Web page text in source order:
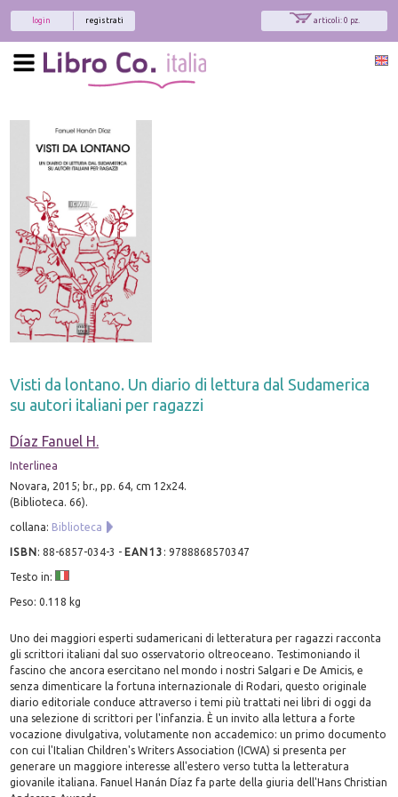
articoli: 0 pz.
registrati
login
Visti da lontano. Un diario di lettura dal Sudamerica
su autori italiani per ragazzi
Díaz Fanuel H.
Interlinea
Novara, 2015; br., pp. 64, cm 12x24.
(Biblioteca. 66).
collana: Biblioteca
ISBN:88-6857-034-3 - EAN13 :9788868570347
Testo in:
Peso: 0.118 kg
Uno dei maggiori esperti sudamericani di letteratura per ragazzi racconta
gli scrittori italiani dal suo osservatorio oltreoceano. Testimoniando il
fascino che ancora esercitano nel mondo i nostri Salgari e De Amicis, e
senza dimenticare la fortuna internazionale di Rodari, questo originale
diario editoriale conduce attraverso i temi più trattati nei libri di oggi da
una selezione di scrittori per l'infanzia. È un invito alla lettura a forte
vocazione divulgativa, volutamente non accademico: un primo documento
con cui l'Italian Children's Writers Association (ICWA) si presenta per
generare un maggiore interesse all'estero verso tutta la letteratura
giovanile italiana. Fanuel Hanán Díaz fa parte della giuria dell'Hans Christian